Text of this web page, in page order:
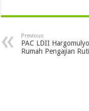
Previous
PAC LDII
Rumah Pengajian